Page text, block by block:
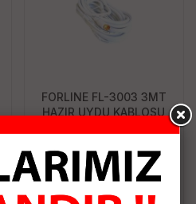
FORLINE FL-3003 3MT
HAZIR UYDU KABLOSU
76.40 TL